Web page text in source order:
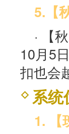
5.【
· 【
10月5
扣也会
系统
1. 【